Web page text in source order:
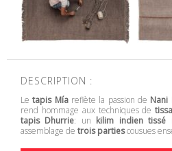
DESCRIPTION :
Letapis Míareflète la passion de Nani
rend hommage aux techniques de
tapis Dhurrie: un kilim indien tissé
assemblage de trois partiescousues